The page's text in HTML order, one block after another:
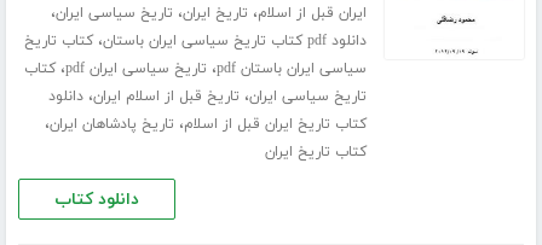
ایران قبل از اسلام، تاریخ ایران، تاریخ سیاسی ایران،
دانلود pdf کتاب تاریخ سیاسی ایران باستان ،کتاب تاریخ
سیاسی ایران باستان pdf
، تاریخ سیاسی ایران pdf ،کتاب
تاریخ سیاسی ایران، تاریخ قبل از اسلام ایران،دانلود
کتاب تاریخ ایران قبل از اسلام، تاریخ پادشاهان ایران،
کتاب تاریخ ایران
دانلود کتاب